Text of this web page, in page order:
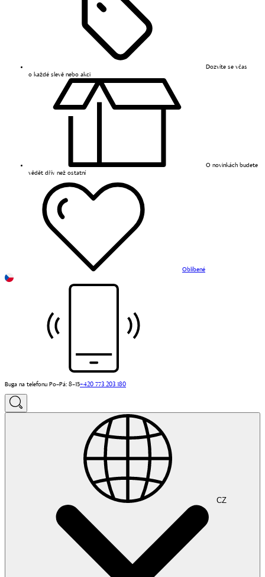
Dozvíte se včas
o každé slevě nebo akci
O novinkách budete
vědět dřív než ostatní
Oblíbené
Buga na telefonu Po–Pá: 8–15+420 773 203 180
CZ